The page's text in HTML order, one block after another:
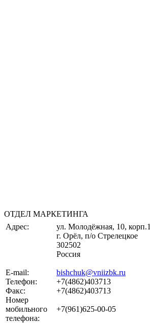
ОТДЕЛ МАРКЕТИНГА
Адрес:
ул. Молодёжная, 10, корп.1
г. Орёл, п/о Стрелецкое
302502
Россия
E-mail:
bishchuk@vniizbk.ru
Телефон:
+7(4862)403713
Факс:
+7(4862)403713
Номер
мобильного
телефона:
+7(961)625-00-05